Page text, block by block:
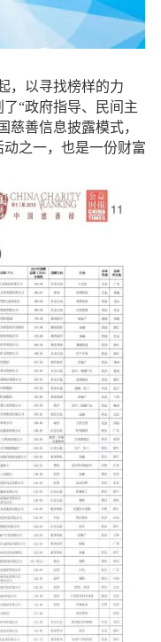
，以寻找榜样的力
“政府指导、民间主
慈善信息披露模式，
之一，也是一份财富